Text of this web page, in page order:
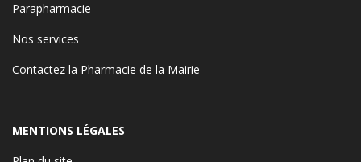
Parapharmacie
Nos services
Contactez la Pharmacie de la Mairie
MENTIONS LÉGALES